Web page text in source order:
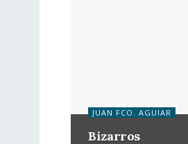
JUAN FCO. AGUIAR
Bizarros